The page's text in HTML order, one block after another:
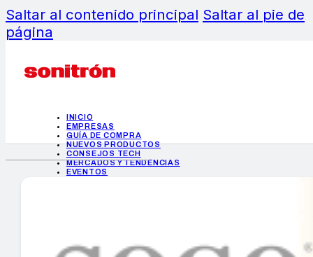
Saltar al contenido principal Saltar al pie de
página
INICIO
EMPRESAS
GUÍA DE COMPRA
NUEVOS PRODUCTOS
CONSEJOS TECH
MERCADOS Y TENDENCIAS
EVENTOS